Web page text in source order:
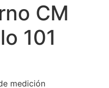
CM
101
medición